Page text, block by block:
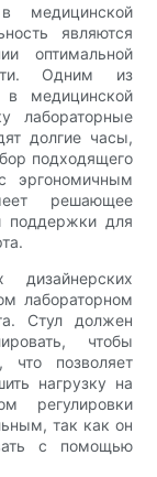
медицинской
являются
оптимальной
Одним из
медицинской
лабораторные
долгие часы,
подходящего
эргономичным
решающее
поддержки для
лабораторном
Стул должен
чтобы
что позволяет
нагрузку на
регулировки
так как он
с помощью